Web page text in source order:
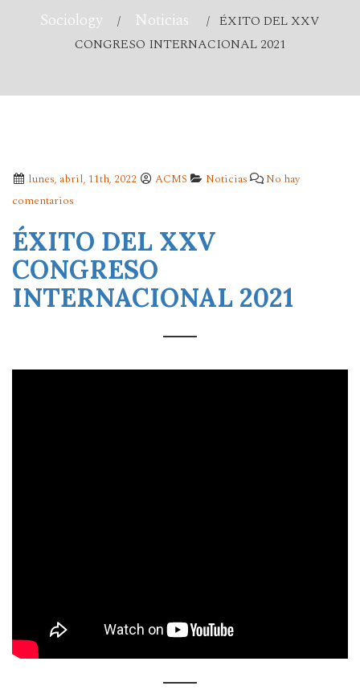
Sociology
/ Noticias
/ ÉXITO DEL XXV
CONGRESO INTERNACIONAL 2021
lunes, abril, 11th, 2022 ACMS Noticias
No hay
comentarios
ÉXITO DEL XXV
CONGRESO
INTERNACIONAL 2021